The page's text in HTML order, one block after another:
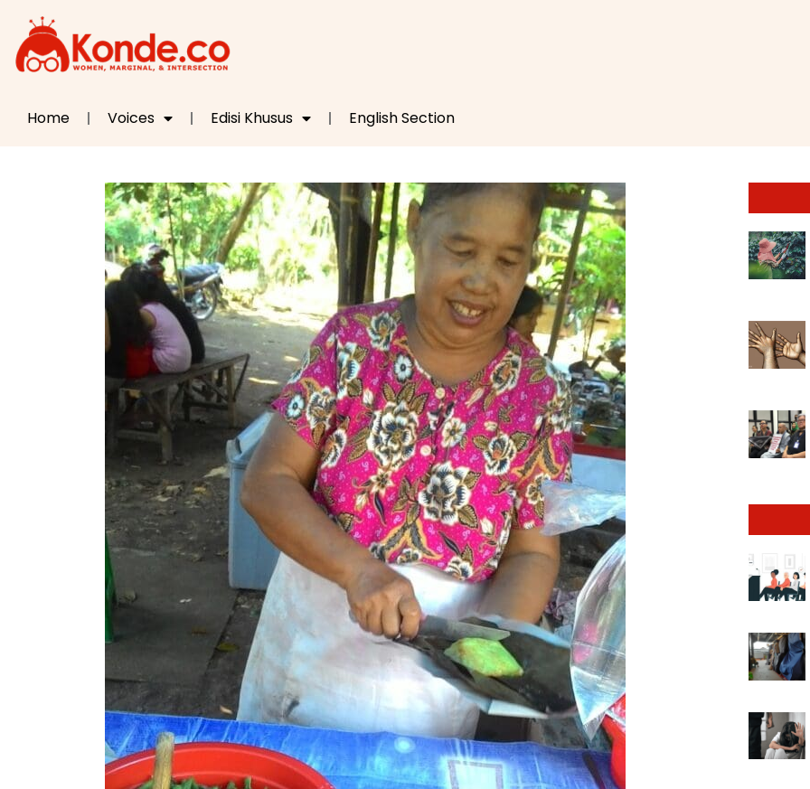
Home Voices Edisi Khusus English Section